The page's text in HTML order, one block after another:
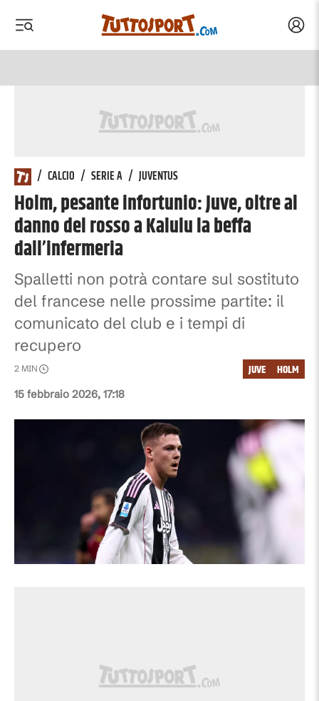
/ CALCIO / SERIE A / JUVENTUS
Holm, pesante infortunio: Juve, oltre al
danno del rosso a Kalulu la beffa
dall’infermeria
Spalletti non potrà contare sul sostituto
del francese nelle prossime partite: il
comunicato del club e i tempi di
recupero
15 febbraio 2026, 17:18
2 MIN HOLM
JUVE